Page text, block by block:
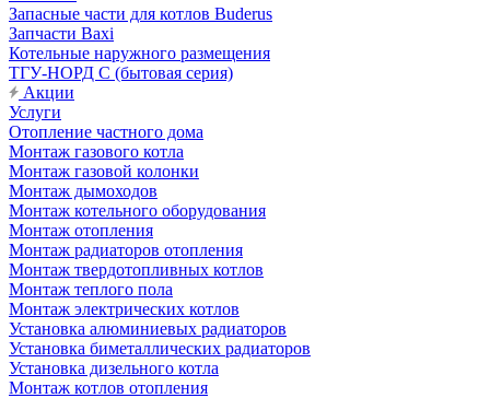
Запасные части для котлов Buderus
Запчасти Baxi
Котельные наружного размещения
ТГУ-НОРД С (бытовая серия)
Акции
Услуги
Отопление частного дома
Монтаж газового котла
Монтаж газовой колонки
Монтаж дымоходов
Монтаж котельного оборудования
Монтаж отопления
Монтаж радиаторов отопления
Монтаж твердотопливных котлов
Монтаж теплого пола
Монтаж электрических котлов
Установка алюминиевых радиаторов
Установка биметаллических радиаторов
Установка дизельного котла
Монтаж котлов отопления